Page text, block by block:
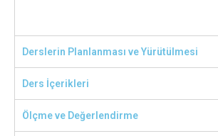
Derslerin Planlanması ve Yürütülmesi
Ders İçerikleri
Ölçme ve Değerlendirme